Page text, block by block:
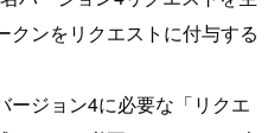
クンをリクエストに付与する
ージョン4に必要な「リクエ